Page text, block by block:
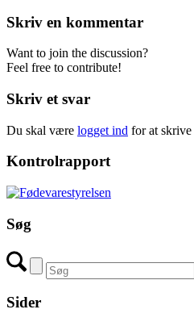
Skriv en kommentar
Want to join the discussion?
Feel free to contribute!
Skriv et svar
Du skal være logget ind for at skrive
Kontrolrapport
Søg
Sider